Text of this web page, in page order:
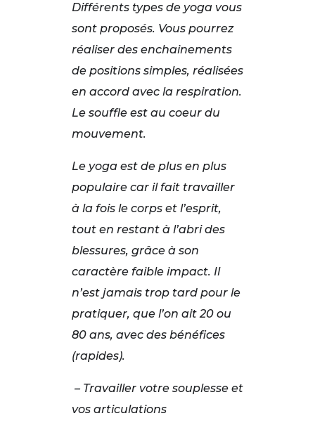
Différents types de yoga vous
sont proposés. Vous pourrez
réaliser des enchainements
de positions simples, réalisées
en accord avec la respiration.
Le souffle est au coeur du
mouvement.
Le yoga est de plus en plus
populaire car il fait travailler
à la fois le corps et l’esprit,
tout en restant à l’abri des
blessures, grâce à son
caractère faible impact. Il
n’est jamais trop tard pour le
pratiquer, que l’on ait 20 ou
80 ans, avec des bénéfices
(rapides).
– Travailler votre souplesse et
vos articulations